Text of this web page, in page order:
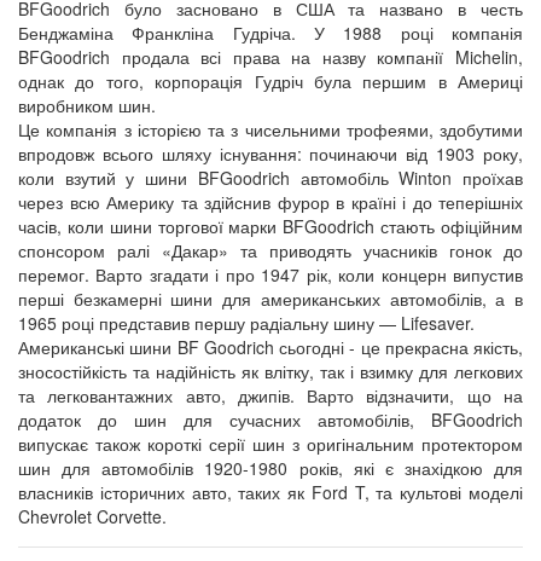
BFGoodrich було засновано в США та названо в честь
Бенджаміна Франкліна Гудріча. У 1988 році компанія
BFGoodrich продала всі права на назву компанії Michelin,
однак до того, корпорація Гудріч була першим в Америці
виробником шин.
Це компанія з історією та з чисельними трофеями, здобутими
впродовж всього шляху існування: починаючи від 1903 року,
коли взутий у шини BFGoodrich автомобіль Winton проїхав
через всю Америку та здійснив фурор в країні і до теперішніх
часів, коли шини торгової марки BFGoodrich стають офіційним
спонсором ралі «Дакар» та приводять учасників гонок до
перемог. Варто згадати і про 1947 рік, коли концерн випустив
перші безкамерні шини для американських автомобілів, а в
1965 році представив першу радіальну шину — Lifesaver.
Американські шини BF Goodrich сьогодні - це прекрасна якість,
зносостійкість та надійність як влітку, так і взимку для легкових
та легковантажних авто, джипів. Варто відзначити, що на
додаток до шин для сучасних автомобілів, BFGoodrich
випускає також короткі серії шин з оригінальним протектором
шин для автомобілів 1920-1980 років, які є знахідкою для
власників історичних авто, таких як Ford T, та культові моделі
Chevrolet Corvette.